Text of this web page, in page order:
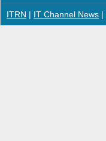
ITRN IT Channel News